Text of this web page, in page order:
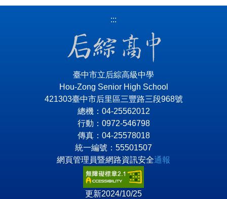
:::
臺中市立后綜高級中學
Hou-Zong Senior High School
421303臺中市后里區三豐路三段968號
總機：04-25562012
行動：0972-546798
傳真：04-25578018
統一編號：55501507
網頁管理員暨網路資訊安全通報
更新2024/10/25